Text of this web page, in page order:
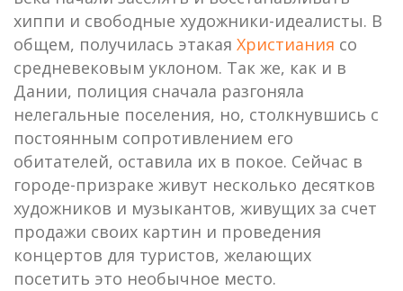
хиппи и свободные художники-идеалисты. В
общем, получилась этакая Христиания со
средневековым уклоном. Так же, как и в
Дании, полиция сначала разгоняла
нелегальные поселения, но, столкнувшись с
постоянным сопротивлением его
обитателей, оставила их в покое. Сейчас в
городе-призраке живут несколько десятков
художников и музыкантов, живущих за счет
продажи своих картин и проведения
концертов для туристов, желающих
посетить это необычное место.